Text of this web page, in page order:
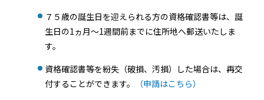
７５歳の誕生日を迎えられる方の資格確認書等は、誕
生日の1ヵ月～1週間前までに住所地へ郵送いたしま
す。
資格確認書等を紛失（破損、汚損）した場合は、再交
付することができます。
（申請はこちら）